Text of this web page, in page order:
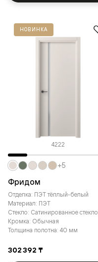
НОВИНКА
4222
Фридом
Отделка: ПЭТ тёплый-белый
Материал: ПЭТ
Стекло: Сатинированное стекло
Кромка: Обычная
Толщина полотна: 40 мм
302 392 ₸
+5